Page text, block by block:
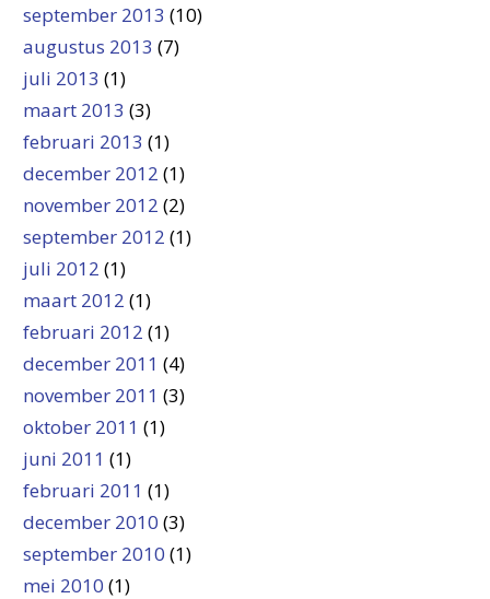
september 2013 (10)
augustus 2013 (7)
juli 2013 (1)
maart 2013 (3)
februari 2013 (1)
december 2012 (1)
november 2012 (2)
september 2012 (1)
juli 2012 (1)
maart 2012 (1)
februari 2012 (1)
december 2011 (4)
november 2011 (3)
oktober 2011 (1)
juni 2011 (1)
februari 2011 (1)
december 2010 (3)
september 2010 (1)
mei 2010 (1)